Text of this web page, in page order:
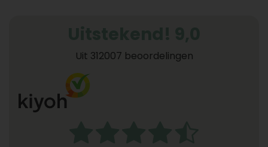
Uit 312007 beoordelingen